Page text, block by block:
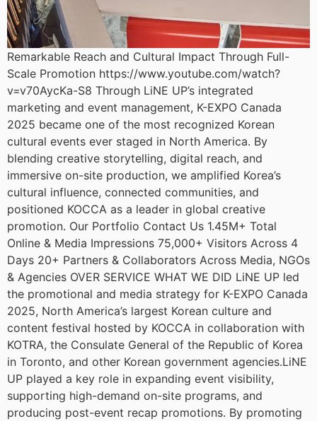
Remarkable Reach and Cultural Impact Through Full-
Scale Promotion https://www.youtube.com/watch?
v=v70AycKa-S8 Through LiNE UP’s integrated
marketing and event management, K-EXPO Canada
2025 became one of the most recognized Korean
cultural events ever staged in North America. By
blending creative storytelling, digital reach, and
immersive on-site production, we amplified Korea’s
cultural influence, connected communities, and
positioned KOCCA as a leader in global creative
promotion. Our Portfolio Contact Us 1.45M+ Total
Online & Media Impressions 75,000+ Visitors Across 4
Days 20+ Partners & Collaborators Across Media, NGOs
& Agencies OVER SERVICE WHAT WE DID LiNE UP led
the promotional and media strategy for K-EXPO Canada
2025, North America’s largest Korean culture and
content festival hosted by KOCCA in collaboration with
KOTRA, the Consulate General of the Republic of Korea
in Toronto, and other Korean government agencies.LiNE
UP played a key role in expanding event visibility,
supporting high-demand on-site programs, and
producing post-event recap promotions. By promoting